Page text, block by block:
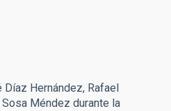
Díaz Hernández, Rafael
Méndez durante la